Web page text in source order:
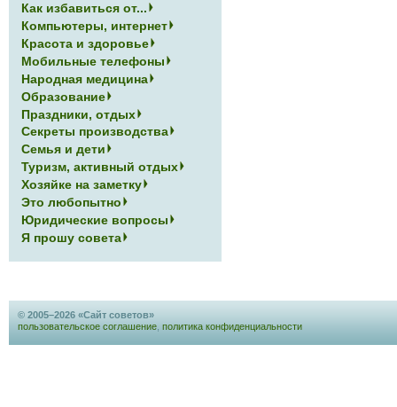
Как избавиться от...
Компьютеры, интернет
Красота и здоровье
Мобильные телефоны
Народная медицина
Образование
Праздники, отдых
Секреты производства
Семья и дети
Туризм, активный отдых
Хозяйке на заметку
Это любопытно
Юридические вопросы
Я прошу совета
© 2005–2026 «Сайт советов»
пользовательское соглашение политика конфиденциальности